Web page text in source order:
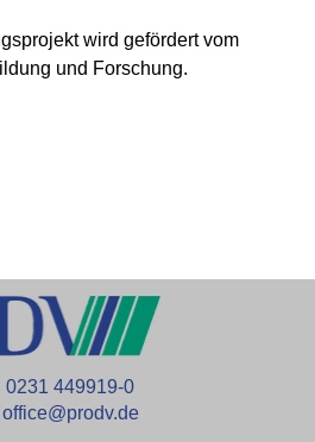
wird gefördert vom
und Forschung.
0231 449919-0
office@prodv.de